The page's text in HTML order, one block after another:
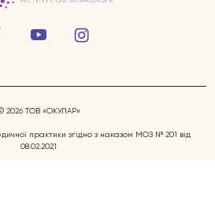
2026 ТОВ «ОКУЛАР»
практики згідно з наказом МОЗ № 201 від
08.02.2021